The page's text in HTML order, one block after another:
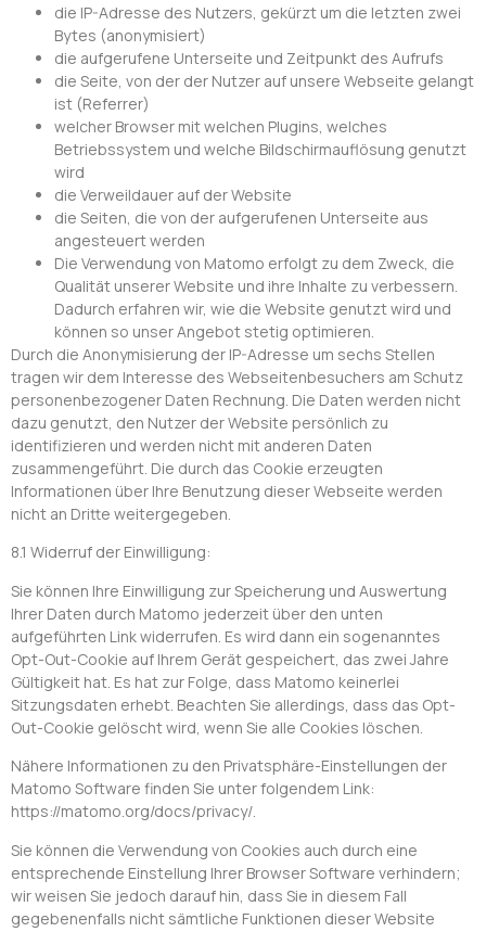
die IP-Adresse des Nutzers, gekürzt um die letzten zwei
Bytes (anonymisiert)
die aufgerufene Unterseite und Zeitpunkt des Aufrufs
die Seite, von der der Nutzer auf unsere Webseite gelangt
ist (Referrer)
welcher Browser mit welchen Plugins, welches
Betriebssystem und welche Bildschirmauflösung genutzt
wird
die Verweildauer auf der Website
die Seiten, die von der aufgerufenen Unterseite aus
angesteuert werden
Die Verwendung von Matomo erfolgt zu dem Zweck, die
Qualität unserer Website und ihre Inhalte zu verbessern.
Dadurch erfahren wir, wie die Website genutzt wird und
können so unser Angebot stetig optimieren.
Durch die Anonymisierung der IP-Adresse um sechs Stellen
tragen wir dem Interesse des Webseitenbesuchers am Schutz
personenbezogener Daten Rechnung. Die Daten werden nicht
dazu genutzt, den Nutzer der Website persönlich zu
identifizieren und werden nicht mit anderen Daten
zusammengeführt. Die durch das Cookie erzeugten
Informationen über Ihre Benutzung dieser Webseite werden
nicht an Dritte weitergegeben.
8.1 Widerruf der Einwilligung:
Sie können Ihre Einwilligung zur Speicherung und Auswertung
Ihrer Daten durch Matomo jederzeit über den unten
aufgeführten Link widerrufen. Es wird dann ein sogenanntes
Opt-Out-Cookie auf Ihrem Gerät gespeichert, das zwei Jahre
Gültigkeit hat. Es hat zur Folge, dass Matomo keinerlei
Sitzungsdaten erhebt. Beachten Sie allerdings, dass das Opt-
Out-Cookie gelöscht wird, wenn Sie alle Cookies löschen.
Nähere Informationen zu den Privatsphäre-Einstellungen der
Matomo Software finden Sie unter folgendem Link:
https://matomo.org/docs/privacy/.
Sie können die Verwendung von Cookies auch durch eine
entsprechende Einstellung Ihrer Browser Software verhindern;
wir weisen Sie jedoch darauf hin, dass Sie in diesem Fall
gegebenenfalls nicht sämtliche Funktionen dieser Website